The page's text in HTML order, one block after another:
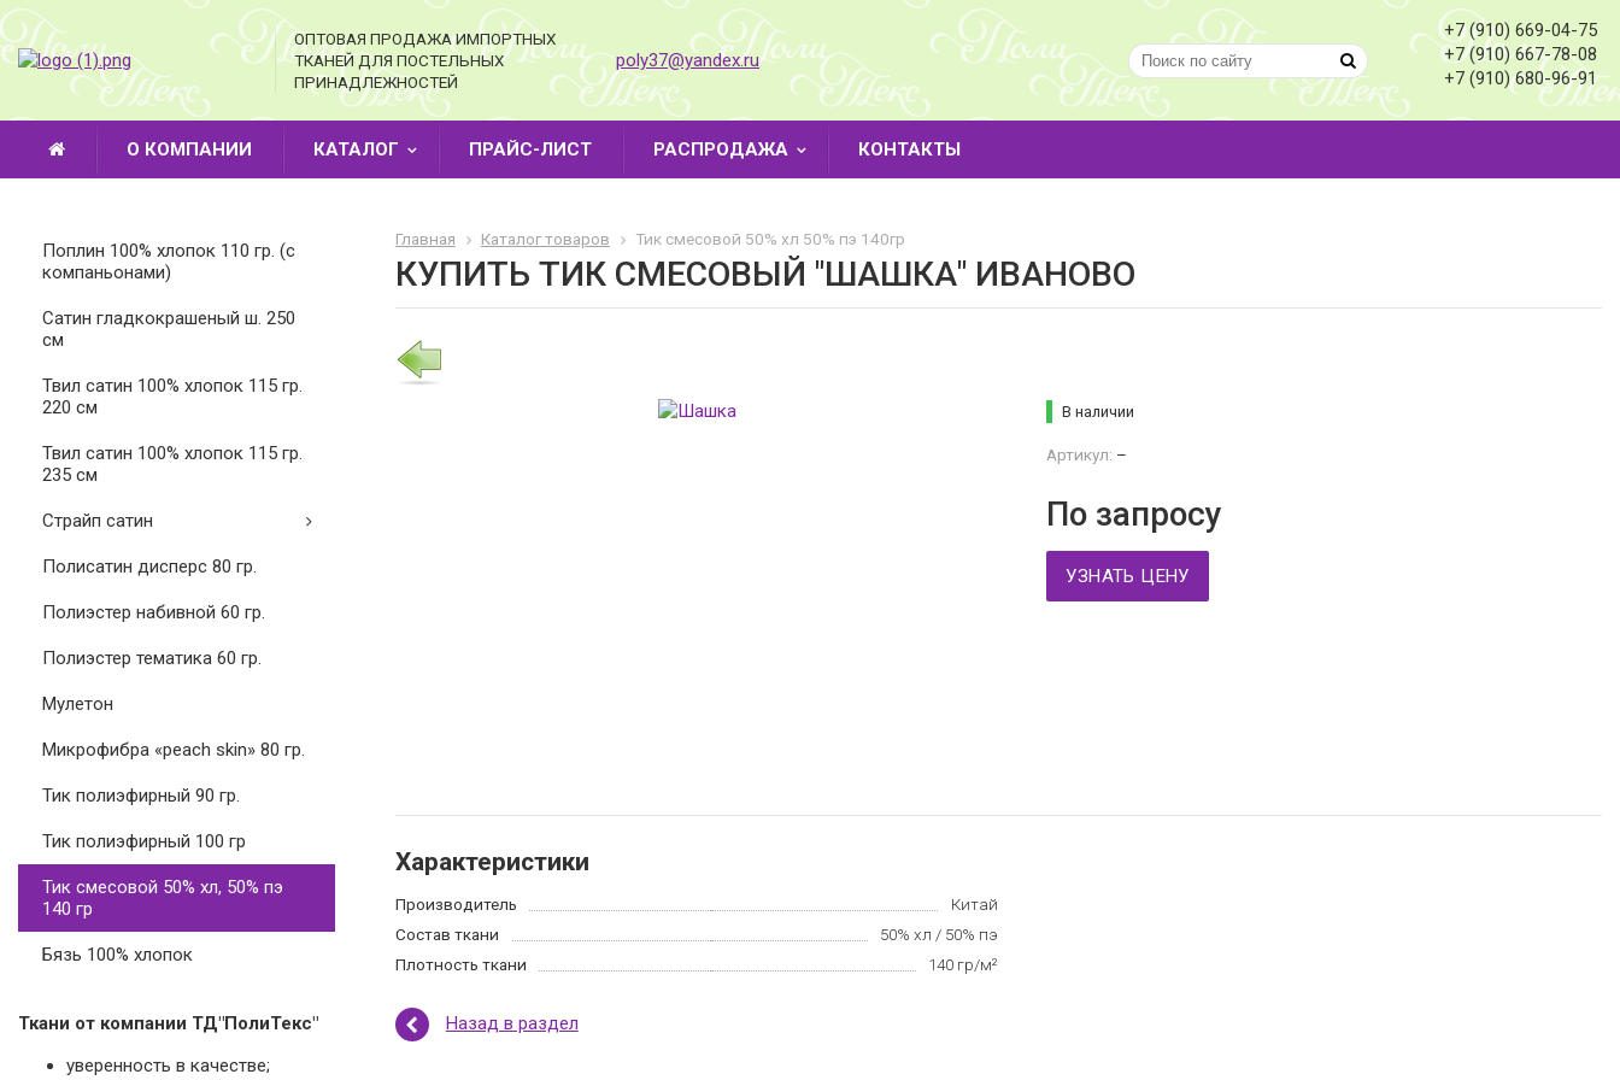
ОПТОВАЯ ПРОДАЖА ИМПОРТНЫХ
ТКАНЕЙ ДЛЯ ПОСТЕЛЬНЫХ
ПРИНАДЛЕЖНОСТЕЙ
poly37@yandex.ru
+7 (910) 669-04-75
+7 (910) 667-78-08
+7 (910) 680-96-91
О КОМПАНИИ КАТАЛОГ ПРАЙС-ЛИСТ РАСПРОДАЖА КОНТАКТЫ
Поплин 100% хлопок 110 гр. (с
компаньонами)
Cатин гладкокрашеный ш. 250
см
Твил сатин 100% хлопок 115 гр.
220 см
Твил сатин 100% хлопок 115 гр.
235 см
Страйп сатин
Полисатин дисперс 80 гр.
Полиэстер набивной 60 гр.
Полиэстер тематика 60 гр.
Мулетон
Микрофибра «peach skin» 80 гр.
Тик полиэфирный 90 гр.
Тик полиэфирный 100 гр
Тик смесовой 50% хл, 50% пэ
140 гр
Бязь 100% хлопок
Ткани от компании ТД"ПолиТекс"
уверенность в качестве;
Главная Каталог товаров Тик смесовой 50% хл 50% пэ 140гр
КУПИТЬ ТИК СМЕСОВЫЙ "ШАШКА" ИВАНОВО
В наличии
Артикул: –
По запросу
УЗНАТЬ ЦЕНУ
Характеристики
Производитель
Китай
Состав ткани
50% хл / 50% пэ
Плотность ткани
140 гр/м²
Назад в раздел